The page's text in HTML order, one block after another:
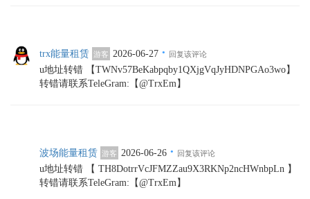
trx能量租赁 游客 2026-06-27 · 回复该评论
u地址转错 【TWNv57BeKabpqby1QXjgVqJyHDNPGAo3wo】
转错请联系TeleGram:【@TrxEm】
波场能量租赁 游客 2026-06-26 · 回复该评论
u地址转错 【 TH8DotrrVcJFMZZau9X3RKNp2ncHWnbpLn 】
转错请联系TeleGram:【@TrxEm】